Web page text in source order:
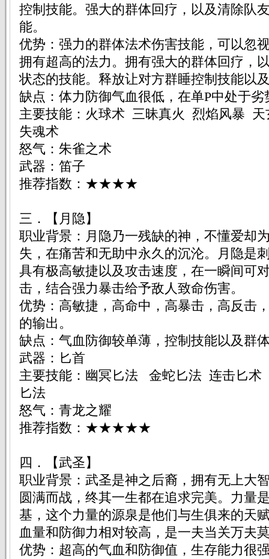
控制技能。强大的群体回疗，以及清除队
能。
优势：强力的群体法术伤害技能，可以忽
拥有超高的法力。拥有强大的群体回疗，
状态的技能。释放让对方群睡控制技能以
缺点：体力防御气血很低，在单P中处于劣
主要技能：火球术 三昧真火 烈焰风暴
失魂术
怒气：朱雀之术
武器：笛子
推荐指数：★★★★
三．【月隐】
职业背景：月隐乃一残缺的神，不懂爱却
失，在痛苦和无助中永久的沉沦。月隐是
具有极高敏捷以及攻击速度，在一瞬间可
击，结合强力暴击给予敌人致命伤害。
优势：高敏捷，高命中，高暴击，高反击
的输出。
缺点：气血防御较单薄，控制技能以及群
武器：匕首
主要技能：幽冥匕法 金蛇匕法 连击匕
匕法
怒气：青龙之耀
推荐指数：★★★★★
四．【武圣】
职业背景：武圣是神之后裔，拥有无上大
圆满而战，终其一生都在追求完美。力量
基，这个力量的源泉是他们与生俱来的天
血量和防御力相对较高，是一夫当关万夫
优势：超高的气血和防御值，生存能力很